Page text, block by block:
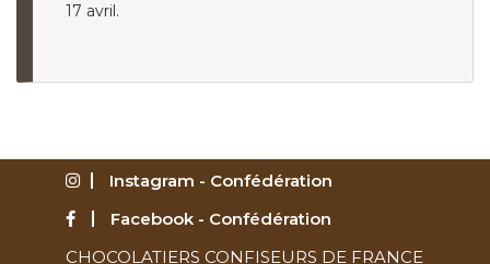
17 avril.
Instagram - Confédération
Facebook - Confédération
CHOCOLATIERS CONFISEURS DE FRANCE